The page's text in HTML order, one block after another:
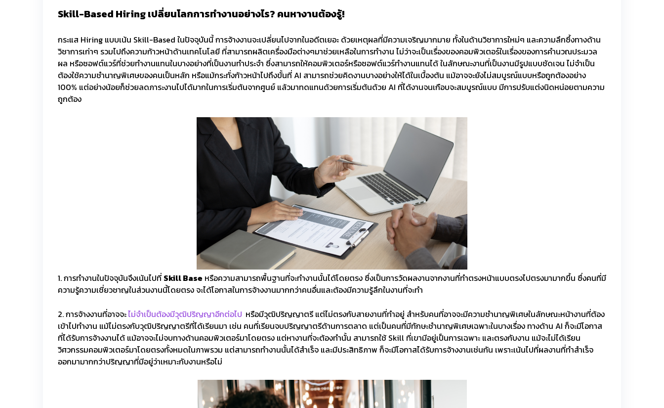
Skill-Based Hiring เปลี่ยนโลกการทำงานอย่างไร? คนหางานต้องรู้!
กระแส Hiring แบบเน้น Skill-Based ในปัจจุบันนี้ การจ้างงานจะเปลี่ยนไปจากในอดีตเยอะ ด้วยเหตุผลที่มีความเจริญมากมาย ทั้งในด้านวิชาการใหม่ๆ และความลึกซึ้งทางด้าน
วิชาการเก่าๆ รวมไปถึงความก้าวหน้าด้านเทคโนโลยี ที่สามารถผลิตเครื่องมือต่างๆมาช่วยเหลือในการทำงาน ไม่ว่าจะเป็นเรื่องของคอมพิวเตอร์ในเรื่องของการคำนวณประมวล
ผล หรือซอฟต์แวร์ที่ช่วยทำงานแทนในบางอย่างที่เป็นงานทำประจำ ซึ่งสามารถให้คอมพิวเตอร์หรือซอฟต์แวร์ทำงานแทนได้ ในลักษณะงานที่เป็นงานมีรูปแบบชัดเจน ไม่จำเป็น
ต้องใช้ความชำนาญพิเศษของคนเป็นหลัก หรือแม้กระทั่งก้าวหน้าไปถึงขั้นที่ AI สามารถช่วยคิดงานบางอย่างให้ได้ในเบื้องต้น แม้อาจจะยังไม่สมบูรณ์แบบหรือถูกต้องอย่าง
100% แต่อย่างน้อยก็ช่วยลดภาระงานไปได้มากในการเริ่มต้นจากศูนย์ แล้วมาทดแทนด้วยการเริ่มต้นด้วย AI ที่ได้งานจนเกือบจะสมบูรณ์แบบ มีการปรับแต่งนิดหน่อยตามความ
ถูกต้อง
1. การทำงานในปัจจุบันจึงเน้นไปที่ Skill Base หรือความสามารถพื้นฐานที่จะทำงานนั้นได้โดยตรง ซึ่งเป็นการวัดผลงานจากงานที่ทำตรงหน้าแบบตรงไปตรงมามากขึ้น ซึ่งคนที่มี
ความรู้ความเชี่ยวชาญในส่วนงานนี้โดยตรง จะได้โอกาสในการจ้างงานมากกว่าคนอื่นและต้องมีความรู้ลึกในงานที่จะทำ
2. การจ้างงานที่อาจจะไม่จำเป็นต้องมีวุฒิปริญญาอีกต่อไป หรือมีวุฒิปริญญาตรี แต่ไม่ตรงกับสายงานที่ทำอยู่ สำหรับคนที่อาจจะมีความชำนาญพิเศษในลักษณะหน้างานที่ต้อง
เข้าไปทำงาน แม้ไม่ตรงกับวุฒิปริญญาตรีที่ได้เรียนมา เช่น คนที่เรียนจบปริญญาตรีด้านการตลาด แต่เป็นคนที่มีทักษะชำนาญพิเศษเฉพาะในบางเรื่อง ทางด้าน AI ก็จะมีโอกาส
ที่ได้รับการจ้างงานได้ แม้อาจจะไม่จบทางด้านคอมพิวเตอร์มาโดยตรง แต่หางานที่จะต้องทำนั้น สามารถใช้ Skill ที่เขามีอยู่เป็นการเฉพาะ และตรงกับงาน แม้จะไม่ได้เรียน
วิศวกรรมคอมพิวเตอร์มาโดยตรงทั้งหมดในภาพรวม แต่สามารถทำงานนั้นได้สำเร็จ และมีประสิทธิภาพ ก็จะมีโอกาสได้รับการจ้างงานเช่นกัน เพราะเน้นไปที่ผลงานที่ทำสำเร็จ
ออกมามากกว่าปริญญาที่มีอยู่ว่าเหมาะกับงานหรือไม่